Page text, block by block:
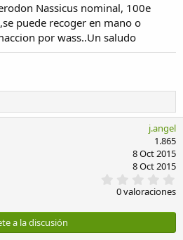
Nassicus nominal, 100e
puede recoger en mano o
por wass..Un saludo
j.angel
1.865
8 Oct 2015
8 Oct 2015
,
0
s
0 valoraciones
a la discusión